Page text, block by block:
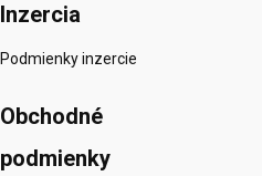
Inzercia
Podmienky inzercie
Obchodné
podmienky